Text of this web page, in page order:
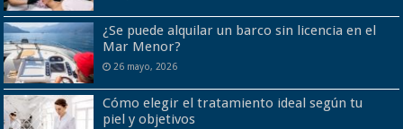
¿Se puede alquilar un barco sin licencia en el
Mar Menor?
26 mayo, 2026
Cómo elegir el tratamiento ideal según tu
piel y objetivos